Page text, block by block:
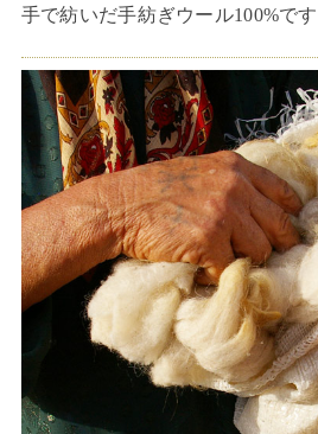
手で紡いだ手紡ぎウール100%です